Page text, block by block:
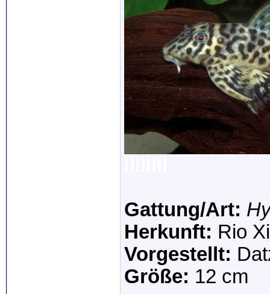
Gattung/Art:
Herkunft: Rio
Vorgestellt:
Größe: 12 cm